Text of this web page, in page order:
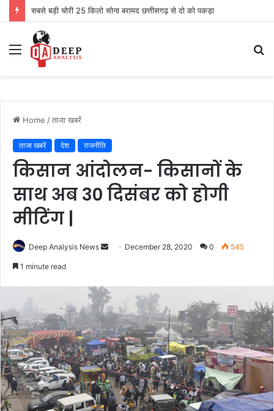
सबसे बड़ी चोरी 25 किलो सोना बरामद छत्तीसगढ़ से दो को पकड़ा
Menu
Home /ताजा खबरें
ताजा खबरें देश राजनीति
किसान आंदोलन- किसानों के
साथ अब 30 दिसंबर को होगी
मीटिंग |
Deep Analysis News
Send December 28, 2020 0 545
1 minute read